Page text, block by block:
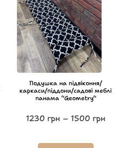
Подушка на підвіконня/
каркаси/піддони/садові меблі
панама “Geometry”
1230 грн – 1500 грн